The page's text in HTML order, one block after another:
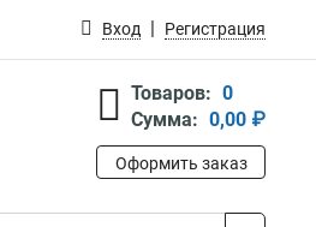
Вход Регистрация
Товаров: 0
Сумма: 0,00 ₽
Оформить заказ